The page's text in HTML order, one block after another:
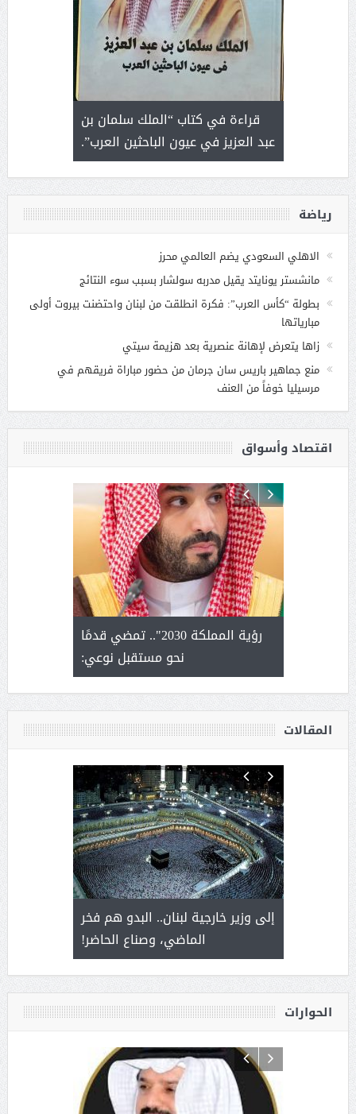
قراءة في كتاب “الملك سلمان بن
عبد العزيز في عيون الباحثين العرب”.
رياضة
الاهلي السعودي يضم العالمي محرز
مانشستر يونايتد يقيل مدربه سولشار بسبب سوء النتائج
بطولة “كأس العرب”: فكرة انطلقت من لبنان واحتضنت بيروت أولى
مبارياتها
زاها يتعرض لإهانة عنصرية بعد هزيمة سيتي
منع جماهير باريس سان جرمان من حضور مباراة فريقهم في
مرسيليا خوفاً من العنف
اقتصاد وأسواق
يحصل
رؤية المملكة 2030".. تمضي قدمًا
نحو مستقبل نوعي:
ورشة
عنيزة
المقالات
سلمان
إلى وزير خارجية لبنان.. البدو هم فخر
الماضي، وصناع الحاضر!
يحمل
من عشق
الحوارات